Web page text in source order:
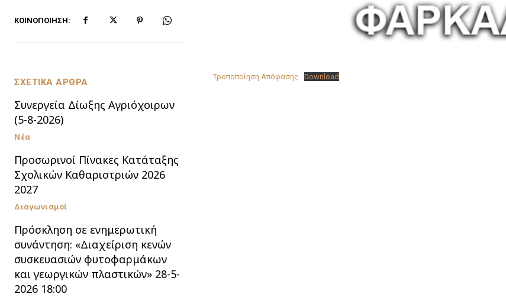
ΚΟΙΝΟΠΟΊΗΣΗ:
ΣΧΕΤΙΚΑ ΑΡΘΡΑ
Συνεργεία Δίωξης Αγριόχοιρων
(5-8-2026)
Νέα
Προσωρινοί Πίνακες Κατάταξης
Σχολικών Καθαριστριών 2026
2027
Διαγωνισμοί
Πρόσκληση σε ενημερωτική
συνάντηση: «Διαχείριση κενών
συσκευασιών φυτοφαρμάκων
και γεωργικών πλαστικών» 28-5-
2026 18:00
Τροποποίηση Απόφασης Download